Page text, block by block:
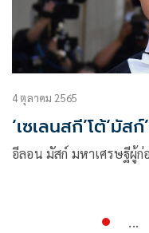
4 ตุลาคม 2565
‘เซเลนสกี’โต้‘มัส
อีลอน มัสก์ มหาเศรษฐีผู้
...